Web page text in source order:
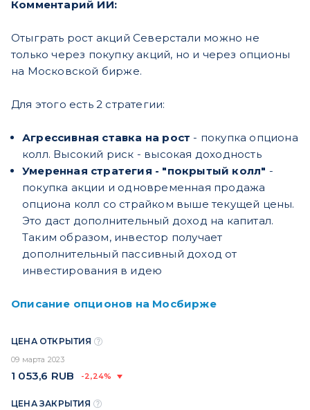
Комментарий ИИ:
Отыграть рост акций Северстали можно не
только через покупку акций, но и через опционы
на Московской бирже.
Для этого есть 2 стратегии:
Агрессивная ставка на рост - покупка опциона
колл. Высокий риск - высокая доходность
Умеренная стратегия - "покрытый колл" -
покупка акции и одновременная продажа
опциона колл со страйком выше текущей цены.
Это даст дополнительный доход на капитал.
Таким образом, инвестор получает
дополнительный пассивный доход от
инвестирования в идею
Описание опционов на Мосбирже
ЦЕНА ОТКРЫТИЯ
09 марта 2023
1 053,6 RUB -2,24%
ЦЕНА ЗАКРЫТИЯ